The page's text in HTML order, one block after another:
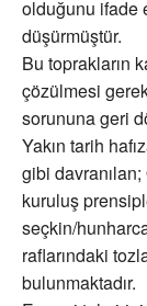
olduğunu ifade
düşürmüştür.
Bu toprakların
çözülmesi
sorununa geri
Yakın tarih
gibi
kuruluş
seçkin/
raflarındaki
bulunmaktadır.